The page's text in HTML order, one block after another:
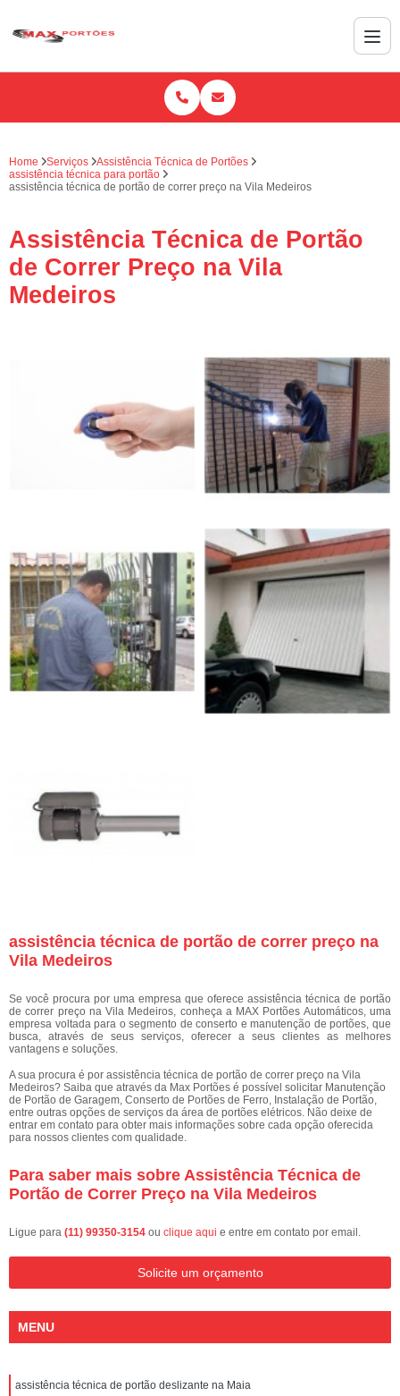
Home Serviços
Assistência Técnica de Portões
assistência técnica para portão
assistência técnica de portão de correr preço na Vila Medeiros
Assistência Técnica de Portão
de Correr Preço na Vila
Medeiros
assistência técnica de portão de correr preço na
Vila Medeiros
Se você procura por uma empresa que oferece assistência técnica de portão
de correr preço na Vila Medeiros, conheça a MAX Portões Automáticos, uma
empresa voltada para o segmento de conserto e manutenção de portões, que
busca, através de seus serviços, oferecer a seus clientes as melhores
vantagens e soluções.
A sua procura é por assistência técnica de portão de correr preço na Vila
Medeiros? Saiba que através da Max Portões é possível solicitar Manutenção
de Portão de Garagem, Conserto de Portões de Ferro, Instalação de Portão,
entre outras opções de serviços da área de portões elétricos. Não deixe de
entrar em contato para obter mais informações sobre cada opção oferecida
para nossos clientes com qualidade.
Para saber mais sobre Assistência Técnica de
Portão de Correr Preço na Vila Medeiros
Ligue para (11) 99350-3154 ou clique aqui e entre em contato por email.
Solicite um orçamento
MENU
assistência técnica de portão deslizante na Maia